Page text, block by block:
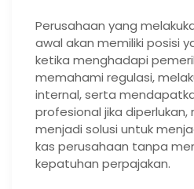
Perusahaan yang
awal akan memiliki posisi
ketika menghadapi
memahami regulasi,
internal, serta
profesional jika
menjadi solusi untuk
kas perusahaan tanpa
kepatuhan perpajakan.